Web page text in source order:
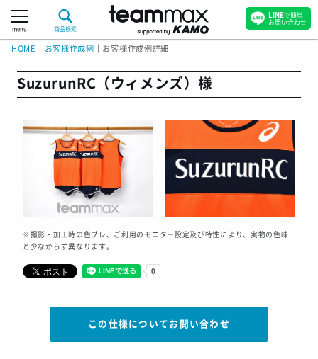
menu 商品検索
HOME お客様作成例 お客様作成例詳細
SuzurunRC（ウィメンズ）様
※撮影・加工時の色ブレ、ご利用のモニター設定及び特性により、実物の色味
と少なからず異なります。
この仕様についてお問い合わせ
LINEで簡単
お問い合わせ